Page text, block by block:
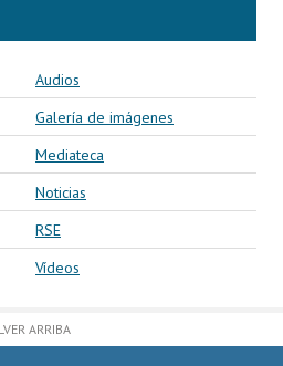
Audios
Galería de imágenes
Mediateca
Noticias
RSE
Vídeos
ARRIBA